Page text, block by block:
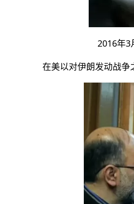
2016年3
在美以对伊朗发动战争